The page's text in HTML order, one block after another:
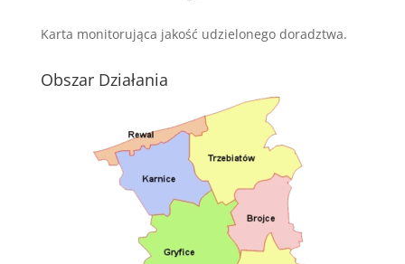
Karta monitorująca jakość udzielonego doradztwa.
Obszar Działania